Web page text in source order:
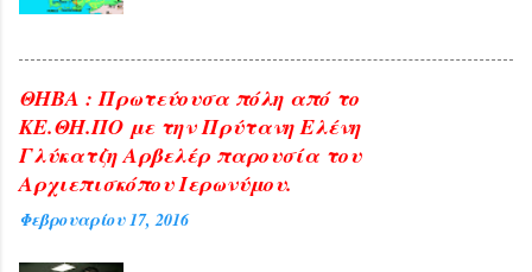
ΘΗΒΑ : Πρωτεύουσα πόλη από το
ΚΕ.ΘΗ.ΠΟ με την Πρύτανη Ελένη
Γλύκατζη Αρβελέρ παρουσία του
Αρχιεπισκόπου Ιερωνύμου.
Φεβρουαρίου 17, 2016